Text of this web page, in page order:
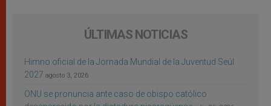
ÚLTIMAS NOTICIAS
Himno oficial de la Jornada Mundial de la Juventud Seúl
2027 agosto 3, 2026
ONU se pronuncia ante caso de obispo católico